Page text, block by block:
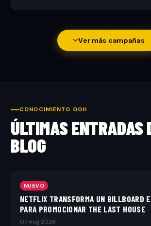
Ver más campañas
CONOCIMIENTO OOH
ÚLTIMAS ENTRADAS
BLOG
NUEVO
NETFLIX TRANSFORMA UN BILLBOARD
PARA PROMOCIONAR THE LAST HOUSE
07 Aug 2026